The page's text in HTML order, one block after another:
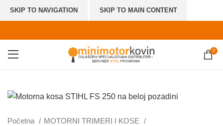
SKIP TO NAVIGATION SKIP TO MAIN CONTENT
0
Početna
MOTORNI TRIMERI I KOSE